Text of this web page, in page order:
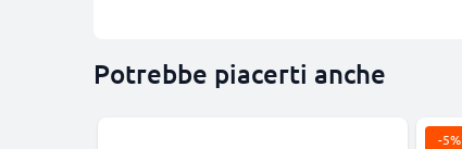
Potrebbe piacerti anche
-5%